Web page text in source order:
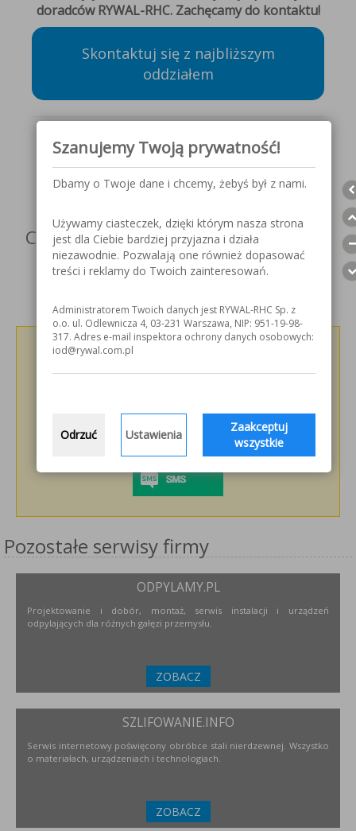
doradców RYWAL-RHC. Zachęcamy do kontaktu!
Skontaktuj się z najbliższym
oddziałem
Obserwuj nas w mediach
społecznościowych
Czy artykuł był dla Ciebie przydatny?
Podziel się z innymi!
Pozostałe serwisy firmy
ODPYLAMY.PL
Projektowanie i dobór, montaż, serwis instalacji i urządzeń
odpylających dla różnych gałęzi przemysłu.
ZOBACZ
SZLIFOWANIE.INFO
Serwis internetowy poświęcony obróbce stali nierdzewnej. Wszystko
o materiałach, urządzeniach i technologiach.
ZOBACZ
Szanujemy Twoją prywatność!
Dbamy o Twoje dane i chcemy, żebyś był z nami.
Używamy ciasteczek, dzięki którym nasza strona
jest dla Ciebie bardziej przyjazna i działa
niezawodnie. Pozwalają one również dopasować
treści i reklamy do Twoich zainteresowań.
Administratorem Twoich danych jest RYWAL-RHC Sp. z
o.o. ul. Odlewnicza 4, 03-231 Warszawa, NIP: 951-19-98-
317. Adres e-mail inspektora ochrony danych osobowych:
iod@rywal.com.pl
Odrzuć Ustawienia
Zaakceptuj
wszystkie